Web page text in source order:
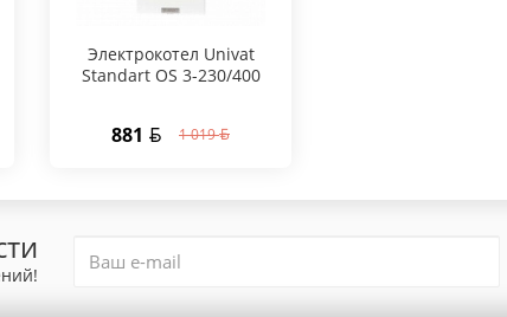
Электрокотел Univat
Standart OS 3-230/400
881 1 019